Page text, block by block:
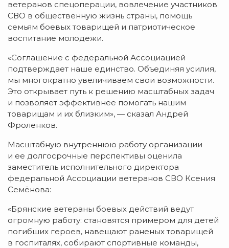
ветеранов спецоперации, вовлечение участников
СВО в общественную жизнь страны, помощь
семьям боевых товарищей и патриотическое
воспитание молодежи.
«Соглашение с федеральной Ассоциацией
подтверждает наше единство. Объединяя усилия,
мы многократно увеличиваем свои возможности.
Это открывает путь к решению масштабных задач
и позволяет эффективнее помогать нашим
товарищам и их близким», — сказал Андрей
Фроленков.
Масштабную внутреннюю работу организации
и ее долгосрочные перспективы оценила
заместитель исполнительного директора
федеральной Ассоциации ветеранов СВО Ксения
Семёнова:
«Брянские ветераны боевых действий ведут
огромную работу: становятся примером для детей
погибших героев, навещают раненых товарищей
в госпиталях, собирают спортивные команды,